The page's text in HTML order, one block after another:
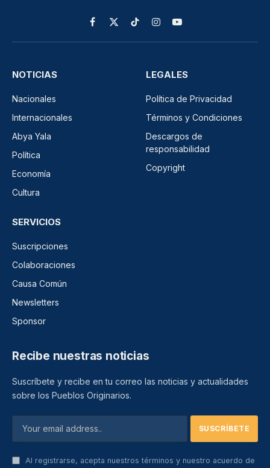
Facebook
X
(Twitter)
TikTokInstagramYouTube
NOTICIAS
Nacionales
Internacionales
Abya Yala
Política
Economía
Cultura
LEGALES
Política de Privacidad
Términos y Condiciones
Descargos de
responsabilidad
Copyright
SERVICIOS
Suscripciones
Colaboraciones
Causa Común
Newsletters
Sponsor
Recibe nuestras noticias
Suscríbete y recibe en tu correo las noticias y actualidades
sobre los Pueblos Originarios.
Al registrarse, acepta nuestros términos y nuestro acuerdo de